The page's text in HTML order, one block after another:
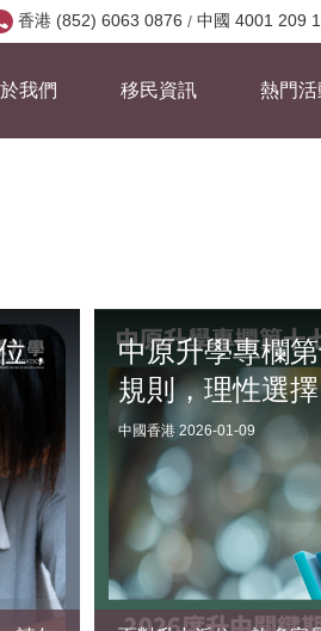
香港 (852) 6063 0876 /中國 4001 209
我們 移民資訊 熱門活
，
中原升學專欄
規則，理性選擇
中國香港2026-01-09